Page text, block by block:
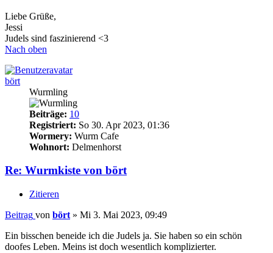
Liebe Grüße,
Jessi
Judels sind faszinierend <3
Nach oben
bört
Wurmling
Beiträge: 10
Registriert: So 30. Apr 2023, 01:36
Wormery: Wurm Cafe
Wohnort: Delmenhorst
Re: Wurmkiste von bört
Zitieren
Beitrag von bört » Mi 3. Mai 2023, 09:49
Ein bisschen beneide ich die Judels ja. Sie haben so ein schön
doofes Leben. Meins ist doch wesentlich komplizierter.